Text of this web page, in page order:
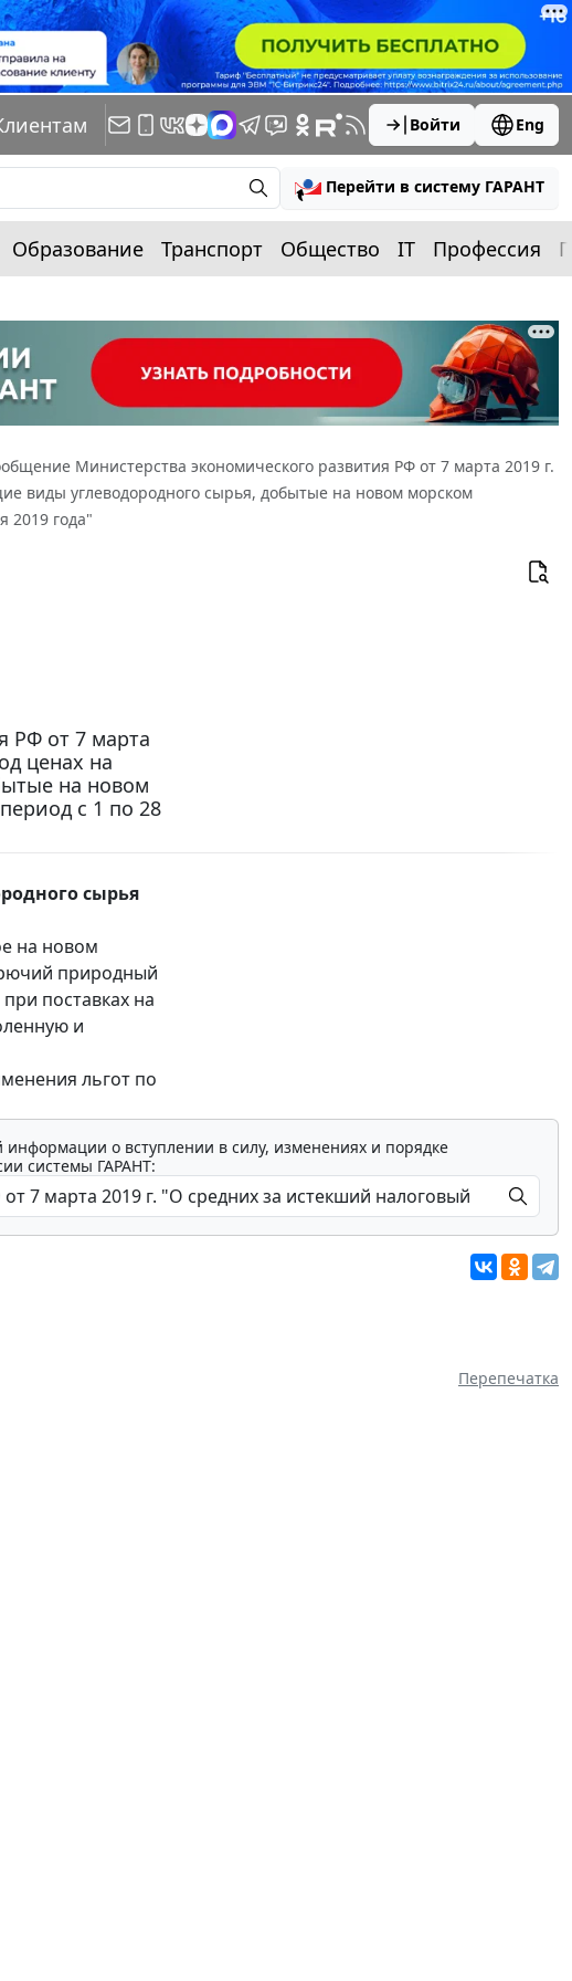
Войти Eng
Перейти в систему ГАРАНТ
Образование Транспорт Общество IT Профессия
Министерства экономического развития РФ от 7 марта 2019 г.
виды углеводородного сырья, добытые на новом морском
2019 года"
РФ от 7 марта
ценах на
на новом
с 1 по 28
сырья
на новом
природный
поставках на
и
льгот по
информации о вступлении в силу, изменениях и порядке
системы ГАРАНТ:
Перепечатка